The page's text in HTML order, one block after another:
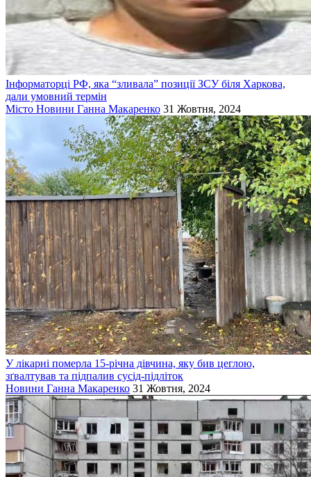
Інформаторці РФ, яка “зливала” позиції ЗСУ біля Харкова,
дали умовний термін
Місто Новини Ганна Макаренко 31 Жовтня, 2024
У лікарні померла 15-річна дівчина, яку бив цеглою,
зґвалтував та підпалив сусід-підліток
Новини Ганна Макаренко 31 Жовтня, 2024